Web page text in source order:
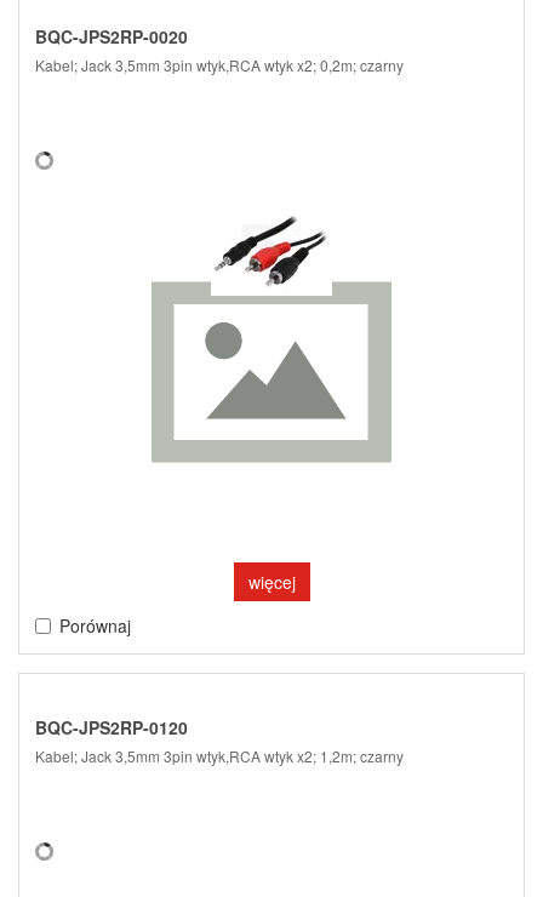
BQC-JPS2RP-0020
Kabel; Jack 3,5mm 3pin wtyk,RCA wtyk x2; 0,2m; czarny
więcej
Porównaj
BQC-JPS2RP-0120
Kabel; Jack 3,5mm 3pin wtyk,RCA wtyk x2; 1,2m; czarny